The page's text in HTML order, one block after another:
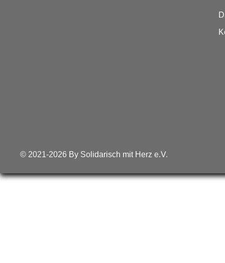
© 2021-2026 By Solidarisch mit Herz e.V.